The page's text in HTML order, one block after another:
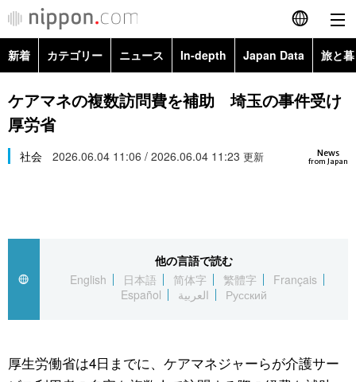
English
简体字
Русский
カテゴリー
経済・ビジネス
国際
トップ
アーカイブ
In-depth
Japan Data
新着 カテゴリー ニュース In-depth Japan Data 旅と
政治・外交
経済・ビジネス
スポーツ・東京2020
Topics
ケアマネの複数訪問費を補助 埼玉の事件受け
厚労省
News
from Japan
社会 2026.06.04 11:06 / 2026.06.04 11:23 更新
他の言語で読む
English
日本語 简体字 繁體字
Français
Español
العربية Русский
厚生労働省は4日までに、ケアマネジャーらが介護サー